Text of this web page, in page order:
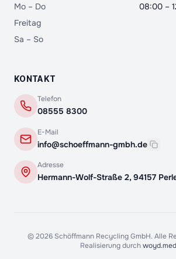
Mo – Do
08:00 –
Freitag
Sa – So
KONTAKT
Telefon
08555 8300
E-Mail
info@schoeffmann-gmbh.de
Adresse
Hermann-Wolf-Straße 2, 94157
©2026Schöffmann Recycling GmbH. Alle
Realisierung durch
Hallo, wie kann ich Sie bei